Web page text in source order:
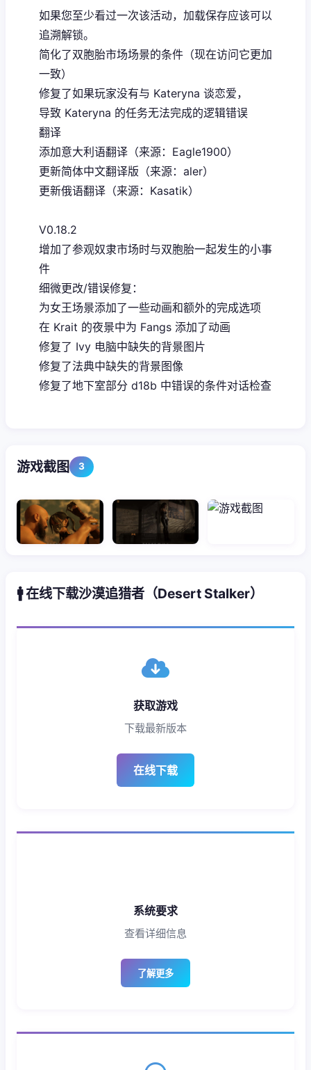
如果您至少看过一次该活动，加载保存应该可以
追溯解锁。
简化了双胞胎市场场景的条件（现在访问它更加
一致）
修复了如果玩家没有与 Kateryna 谈恋爱，
导致 Kateryna 的任务无法完成的逻辑错误
翻译
添加意大利语翻译（来源：Eagle1900）
更新简体中文翻译版（来源：aler）
更新俄语翻译（来源：Kasatik）
V0.18.2
增加了参观奴隶市场时与双胞胎一起发生的小事
件
细微更改/错误修复：
为女王场景添加了一些动画和额外的完成选项
在 Krait 的夜景中为 Fangs 添加了动画
修复了 Ivy 电脑中缺失的背景图片
修复了法典中缺失的背景图像
修复了地下室部分 d18b 中错误的条件对话检查
游戏截图 3
🚹 在线下载沙漠追猎者（Desert Stalker）
获取游戏
下载最新版本
在线下载
系统要求
查看详细信息
了解更多